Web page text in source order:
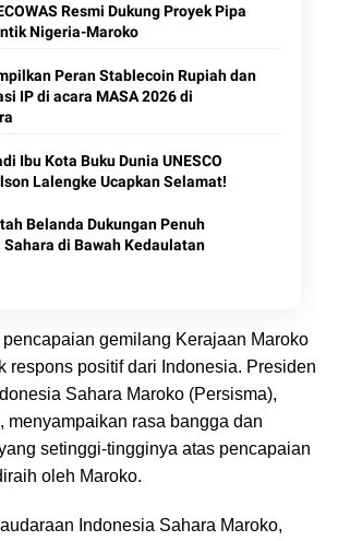
Resmi Dukung Proyek Pipa
Nigeria-Maroko
Peran Stablecoin Rupiah dan
IP di acara MASA 2026 di
Ibu Kota Buku Dunia UNESCO
Lalengke Ucapkan Selamat!
Belanda Dukungan Penuh
Sahara di Bawah Kedaulatan
gemilang Kerajaan Maroko
respons positif dari Indonesia. Presiden
Sahara Maroko (Persisma),
menyampaikan rasa bangga dan
setinggi-tingginya atas pencapaian
oleh Maroko.
Indonesia Sahara Maroko,